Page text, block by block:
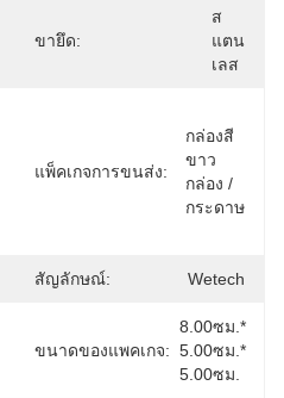
ขายึด:
ส
แตน
เลส
แพ็คเกจการขนส่ง:
กล่องสี
ขาว
กล่อง /
กระดาษ
สัญลักษณ์: Wetech
ขนาดของแพคเกจ:
8.00ซม.*
5.00ซม.*
5.00ซม.